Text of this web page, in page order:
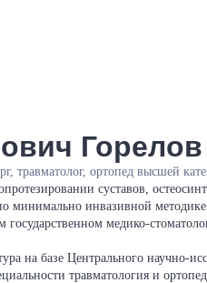
Горелов
травматолог, ортопед высшей
суставов,
минимально инвазивной
государственном медико-
на базе Центрального научно-
травматология и